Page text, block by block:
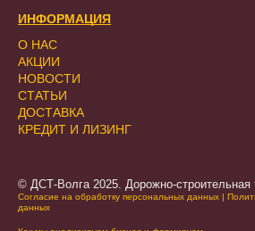
ИНФОРМАЦИЯ
О НАС
АКЦИИ
НОВОСТИ
СТАТЬИ
ДОСТАВКА
КРЕДИТ И ЛИЗИНГ
© ДСТ-Волга 2025. Дорожно-строительная
Согласие на обработку персональных данных |
данных